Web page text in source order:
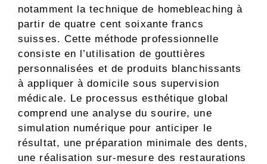
notamment la technique de homebleaching à
partir de quatre cent soixante francs
suisses. Cette méthode professionnelle
consiste en l’utilisation de gouttières
personnalisées et de produits blanchissants
à appliquer à domicile sous supervision
médicale. Le processus esthétique global
comprend une analyse du sourire, une
simulation numérique pour anticiper le
résultat, une préparation minimale des dents,
une réalisation sur-mesure des restaurations